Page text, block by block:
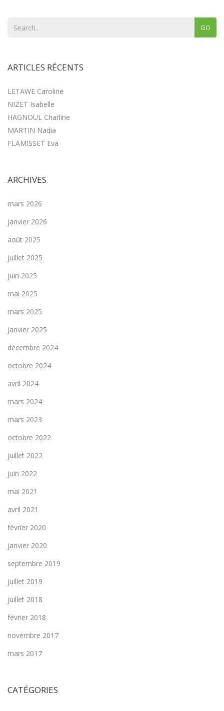
GO
ARTICLES RÉCENTS
LETAWE Caroline
NIZET Isabelle
HAGNOUL Charline
MARTIN Nadia
FLAMISSET Eva
ARCHIVES
mars 2026
janvier 2026
août 2025
juillet 2025
juin 2025
mai 2025
mars 2025
janvier 2025
décembre 2024
octobre 2024
avril 2024
mars 2024
mars 2023
octobre 2022
juillet 2022
juin 2022
mai 2021
avril 2021
février 2020
janvier 2020
septembre 2019
juillet 2019
juillet 2018
février 2018
novembre 2017
mars 2017
CATÉGORIES